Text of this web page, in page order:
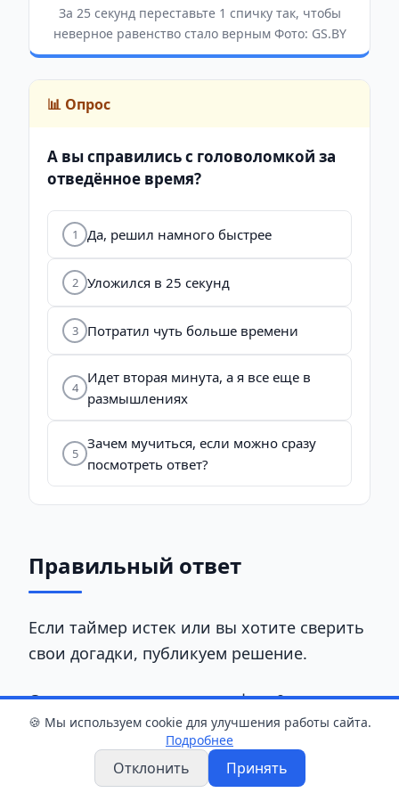
За 25 секунд переставьте 1 спичку так, чтобы
неверное равенство стало верным Фото: GS.BY
📊 Опрос
А вы справились с головоломкой за
отведённое время?
1 Да, решил намного быстрее
2 Уложился в 25 секунд
3 Потратил чуть больше времени
4
Идет вторая минута, а я все еще в
размышлениях
5
Зачем мучиться, если можно сразу
посмотреть ответ?
Правильный ответ
Если таймер истек или вы хотите сверить
свои догадки, публикуем решение.
Снимаем одну спичку с цифры 9 — она
превращается в 5. Освободившуюся
спичку кладем на тройку в числе 13,
превращая его в 19. В итоге получаем
🍪 Мы используем cookie для улучшения работы сайта.
Подробнее
Отклонить Принять